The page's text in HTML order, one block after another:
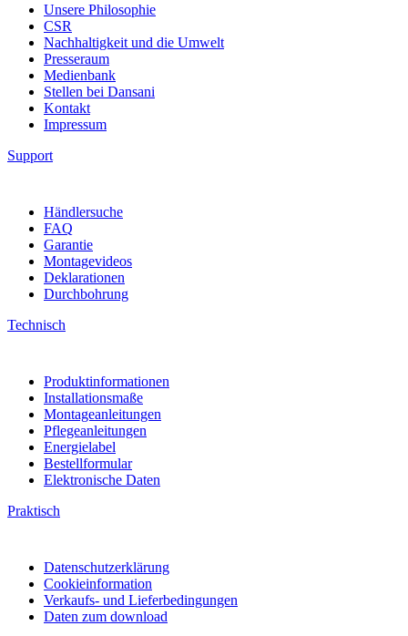
Unsere Philosophie
CSR
Nachhaltigkeit und die Umwelt
Presseraum
Medienbank
Stellen bei Dansani
Kontakt
Impressum
Support
Händlersuche
FAQ
Garantie
Montagevideos
Deklarationen
Durchbohrung
Technisch
Produktinformationen
Installationsmaße
Montageanleitungen
Pflegeanleitungen
Energielabel
Bestellformular
Elektronische Daten
Praktisch
Datenschutzerklärung
Cookieinformation
Verkaufs- und Lieferbedingungen
Daten zum download